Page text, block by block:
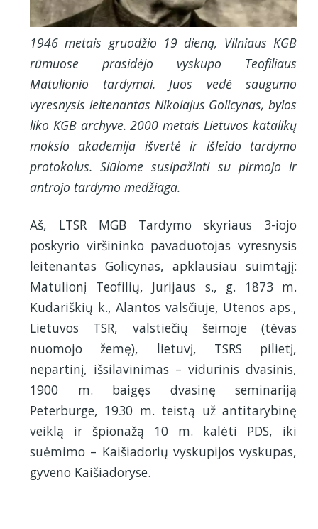
1946 metais gruodžio 19 dieną, Vilniaus KGB
rūmuose prasidėjo vyskupo Teofiliaus
Matulionio tardymai. Juos vedė saugumo
vyresnysis leitenantas Nikolajus Golicynas, bylos
liko KGB archyve. 2000 metais Lietuvos katalikų
mokslo akademija išvertė ir išleido tardymo
protokolus. Siūlome susipažinti su pirmojo ir
antrojo tardymo medžiaga.
Aš, LTSR MGB Tardymo skyriaus 3-iojo
poskyrio viršininko pavaduotojas vyresnysis
leitenantas Golicynas, apklausiau suimtąjį:
Matulionį Teofilių, Jurijaus s., g. 1873 m.
Kudariškių k., Alantos valsčiuje, Utenos aps.,
Lietuvos TSR, valstiečių šeimoje (tėvas
nuomojo žemę), lietuvį, TSRS pilietį,
nepartinį, išsilavinimas – vidurinis dvasinis,
1900 m. baigęs dvasinę seminariją
Peterburge, 1930 m. teistą už antitarybinę
veiklą ir špionažą 10 m. kalėti PDS, iki
suėmimo – Kaišiadorių vyskupijos vyskupas,
gyveno Kaišiadoryse.